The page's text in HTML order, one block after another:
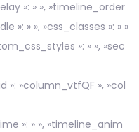
»: » », »timeline_order
»: » », »css_classes »: » »
»: » », »sec
»: »column_vtfQF », »col
»: » », »timeline_anim